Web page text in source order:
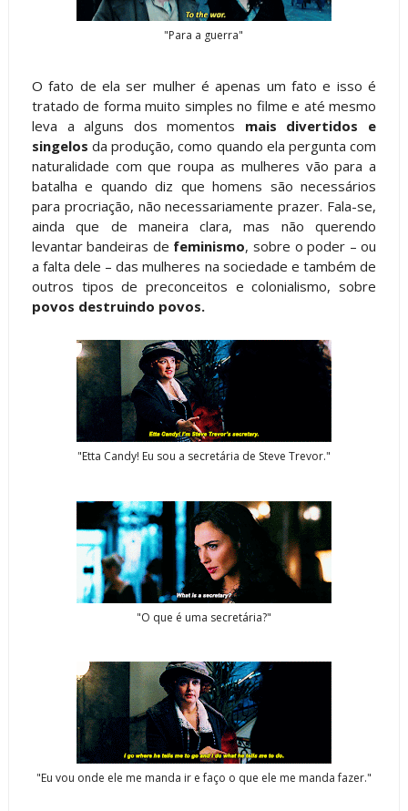
"Para a guerra"
O fato de ela ser mulher é apenas um fato e isso é
tratado de forma muito simples no filme e até mesmo
leva a alguns dos momentos mais divertidos e
singelos da produção, como quando ela pergunta com
naturalidade com que roupa as mulheres vão para a
batalha e quando diz que homens são necessários
para procriação, não necessariamente prazer. Fala-se,
ainda que de maneira clara, mas não querendo
levantar bandeiras de feminismo, sobre o poder – ou
a falta dele – das mulheres na sociedade e também de
outros tipos de preconceitos e colonialismo, sobre
povos destruindo povos.
"Etta Candy! Eu sou a secretária de Steve Trevor."
"O que é uma secretária?"
"Eu vou onde ele me manda ir e faço o que ele me manda fazer."